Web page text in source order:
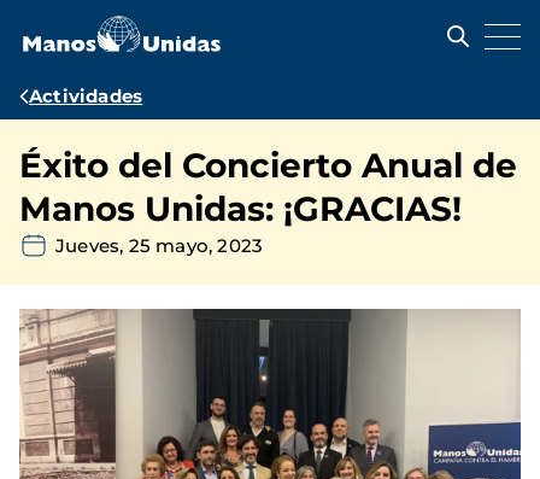
contenido
Ruta
navegación
Actividades
Éxito del Concierto Anual de
Manos Unidas: ¡GRACIAS!
Jueves, 25 mayo, 2023